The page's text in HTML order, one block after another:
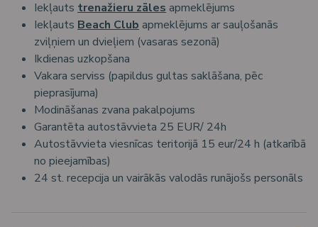
Iekļauts trenažieru zāles apmeklējums
Iekļauts Beach Club apmeklējums ar sauļošanās
zviļņiem un dvieļiem (vasaras sezonā)
Ikdienas uzkopšana
Vakara serviss (papildus gultas saklāšana, pēc
pieprasījuma)
Modināšanas zvana pakalpojums
Garantēta autostāvvieta 25 EUR/ 24h
Autostāvvieta viesnīcas teritorijā 15 eur/24 h (atkarībā
no pieejamības)
24 st. recepcija un vairākās valodās runājošs personāls